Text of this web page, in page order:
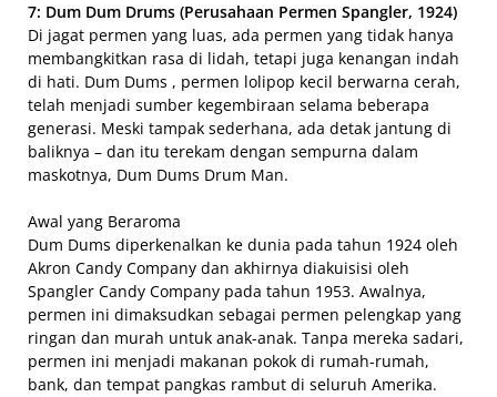
7: Dum Dum Drums (Perusahaan Permen Spangler, 1924)
Di jagat permen yang luas, ada permen yang tidak hanya
membangkitkan rasa di lidah, tetapi juga kenangan indah
di hati. Dum Dums , permen lolipop kecil berwarna cerah,
telah menjadi sumber kegembiraan selama beberapa
generasi. Meski tampak sederhana, ada detak jantung di
baliknya – dan itu terekam dengan sempurna dalam
maskotnya, Dum Dums Drum Man.
Awal yang Beraroma
Dum Dums diperkenalkan ke dunia pada tahun 1924 oleh
Akron Candy Company dan akhirnya diakuisisi oleh
Spangler Candy Company pada tahun 1953. Awalnya,
permen ini dimaksudkan sebagai permen pelengkap yang
ringan dan murah untuk anak-anak. Tanpa mereka sadari,
permen ini menjadi makanan pokok di rumah-rumah,
bank, dan tempat pangkas rambut di seluruh Amerika.